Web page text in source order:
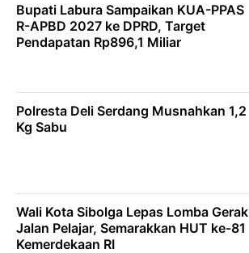
Bupati Labura Sampaikan KUA-PPAS
R-APBD 2027 ke DPRD, Target
Pendapatan Rp896,1 Miliar
Polresta Deli Serdang Musnahkan 1,2
Kg Sabu
Wali Kota Sibolga Lepas Lomba Gerak
Jalan Pelajar, Semarakkan HUT ke-81
Kemerdekaan RI